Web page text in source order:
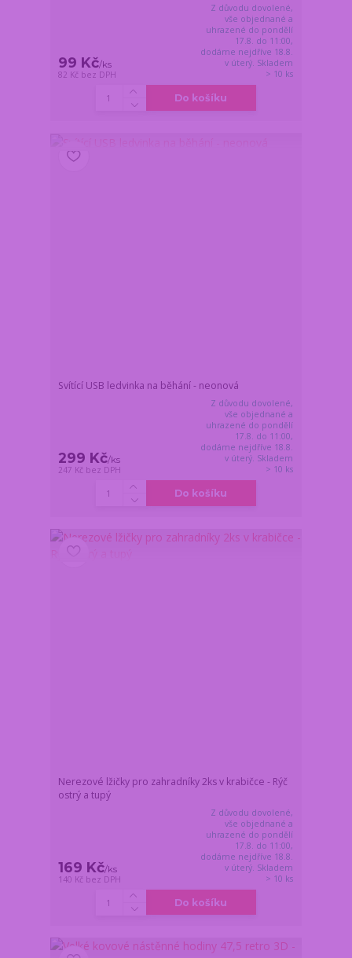
99 Kč/ks
82 Kč bez DPH
Z důvodu dovolené,
vše objednané a
uhrazené do pondělí
17.8. do 11:00,
dodáme nejdříve 18.8.
v úterý. Skladem
> 10 ks
Do košíku
Svítící USB ledvinka na běhání - neonová
299 Kč/ks
247 Kč bez DPH
Z důvodu dovolené,
vše objednané a
uhrazené do pondělí
17.8. do 11:00,
dodáme nejdříve 18.8.
v úterý. Skladem
> 10 ks
Do košíku
Nerezové lžičky pro zahradníky 2ks v krabičce - Rýč
ostrý a tupý
169 Kč/ks
140 Kč bez DPH
Z důvodu dovolené,
vše objednané a
uhrazené do pondělí
17.8. do 11:00,
dodáme nejdříve 18.8.
v úterý. Skladem
> 10 ks
Do košíku